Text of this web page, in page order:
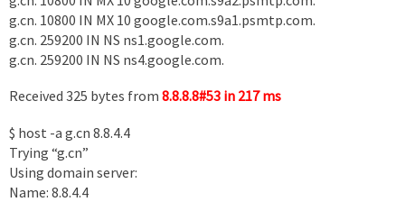
g.cn. 10800 IN MX 10 google.com.s9a1.psmtp.com.
g.cn. 259200 IN NS ns1.google.com.
g.cn. 259200 IN NS ns4.google.com.
Received 325 bytes from 8.8.8.8#53 in 217 ms
$ host -a g.cn 8.8.4.4
Trying “g.cn”
Using domain server:
Name: 8.8.4.4